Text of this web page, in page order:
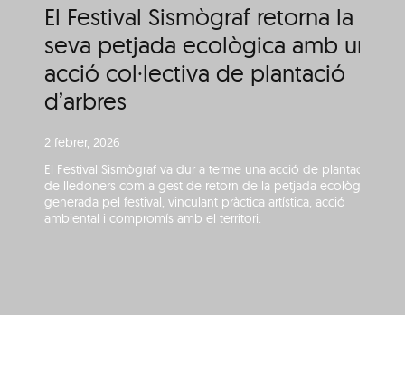
El Festival Sismògraf retorna la
seva petjada ecològica amb una
acció col·lectiva de plantació
d’arbres
2 febrer, 2026
El Festival Sismògraf va dur a terme una acció de plantació
de lledoners com a gest de retorn de la petjada ecològica
generada pel festival, vinculant pràctica artística, acció
ambiental i compromís amb el territori.